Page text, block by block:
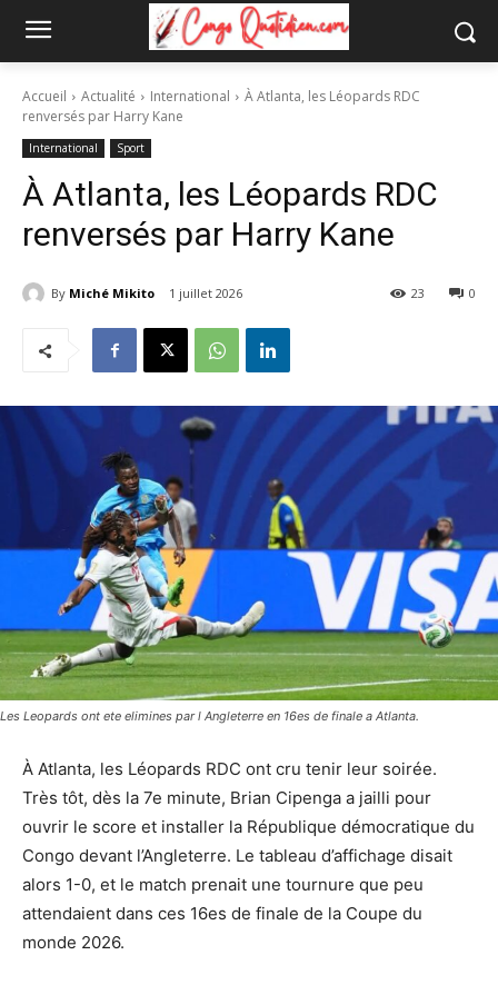
Accueil Actualité International
À Atlanta, les Léopards RDC
renversés par Harry Kane
International Sport
À Atlanta, les Léopards RDC
renversés par Harry Kane
By Miché Mikito 1 juillet 2026 0
23
Les Leopards ont ete elimines par l Angleterre en 16es de finale a Atlanta.
À Atlanta, les Léopards RDC ont cru tenir leur soirée.
Très tôt, dès la 7e minute, Brian Cipenga a jailli pour
ouvrir le score et installer la République démocratique du
Congo devant l’Angleterre. Le tableau d’affichage disait
alors 1-0, et le match prenait une tournure que peu
attendaient dans ces 16es de finale de la Coupe du
monde 2026.